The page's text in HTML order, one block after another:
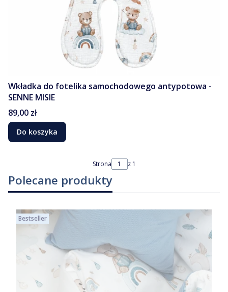
Wkładka do fotelika samochodowego antypotowa -
SENNE MISIE
Cena
89,00 zł
Do koszyka
Strona z 1
Polecane produkty
Bestseller